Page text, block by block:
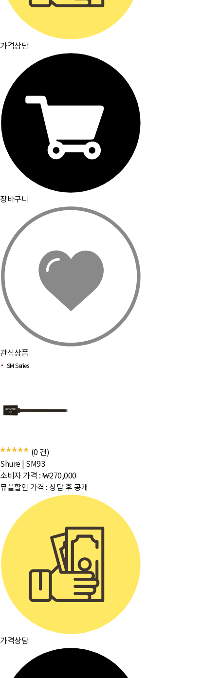
가격상담
장바구니
관심상품
SM Series
(0 건)
Shure
SM93
소비자 가격 : ₩270,000
뮤플할인 가격 : 상담 후 공개
가격상담